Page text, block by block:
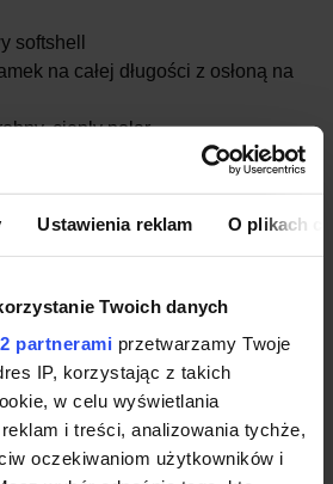
Ustawienia reklam O plikach
Twoich danych
partnerami przetwarzamy Twoje
IP, korzystając z takich
w celu wyświetlania
i treści, analizowania tychże,
oczekiwaniom użytkowników i
softshell
na całej długości z osłoną na
ciepły polar
mm